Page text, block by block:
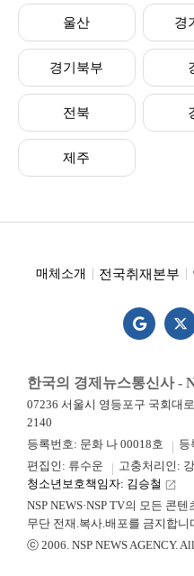
울산 경
경기북부
전북
제주
매체소개 전국취재본부
한국의 경제뉴스통신사 -
07236 서울시 영등포구 국회대
2140
등록번호: 문화 나 00018호
등
편집인: 류수운
고충처리인:
청소년보호책임자: 김승철 launch
NSP NEWS·NSP TV의 모든 콘
무단 전재.복사.배포를 금지합니
ⓒ 2006. NSP NEWS AGENCY.